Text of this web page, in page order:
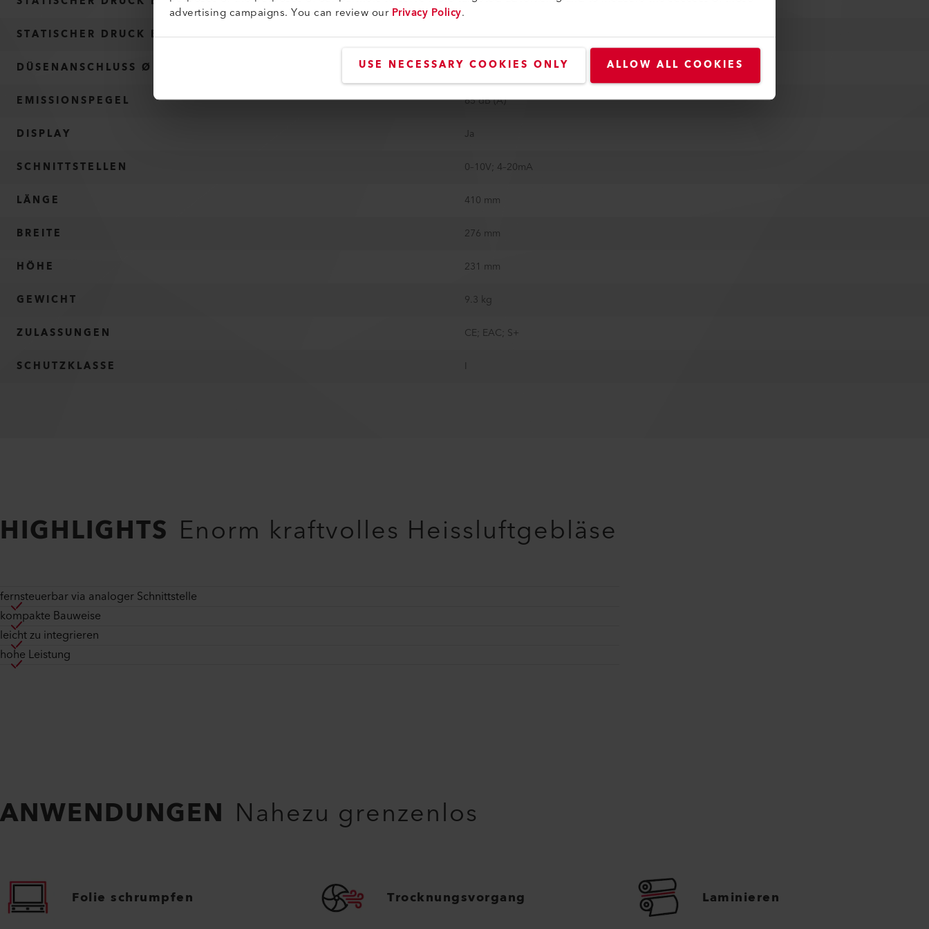
advertising campaigns. You can review ourPrivacy Policy.
USE NECESSARY COOKIES ONLY ALLOW ALL COOKIES
STATISCHER DRUCK BEI 60 HZ
4000 Pa
DÜSENANSCHLUSS Ø
92 mm / 3.6 in
EMISSIONSPEGEL
65 dB (A)
DISPLAY
Ja
SCHNITTSTELLEN
0–10V; 4–20mA
LÄNGE
410 mm
BREITE
276 mm
HÖHE
231 mm
GEWICHT
9.3 kg
ZULASSUNGEN
CE; EAC; S+
SCHUTZKLASSE
I
HIGHLIGHTS Enorm kraftvolles Heissluftgebläse
fernsteuerbar via analoger Schnittstelle
kompakte Bauweise
leicht zu integrieren
hohe Leistung
ANWENDUNGEN Nahezu grenzenlos
Folie schrumpfen Trocknungsvorgang Laminieren